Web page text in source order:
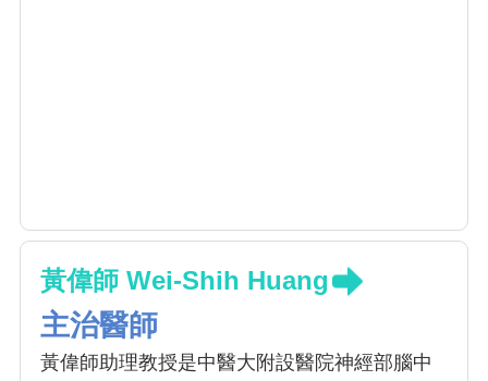
黃偉師 Wei-Shih Huang
主治醫師
黃偉師助理教授是中醫大附設醫院神經部腦中